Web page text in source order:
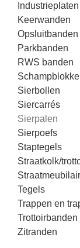
Industrieplaten
Keerwanden
Opsluitbanden
Parkbanden
RWS banden
Sierbollen
Siercarrés
Sierpalen
Sierpoefs
Staptegels
Straatkolk/
Straatmeubilair
Tegels
Trappen en
Trottoirbanden
Zitranden